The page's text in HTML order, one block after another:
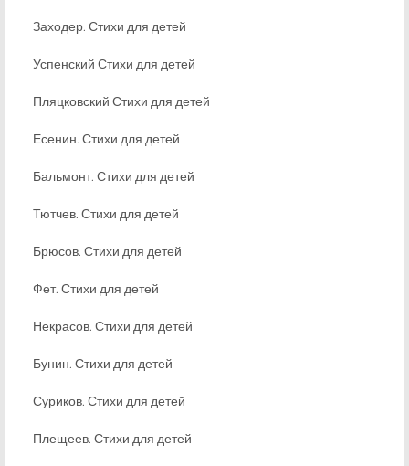
Заходер. Стихи для детей
Успенский Стихи для детей
Пляцковский Стихи для детей
Есенин. Стихи для детей
Бальмонт. Стихи для детей
Тютчев. Стихи для детей
Брюсов. Стихи для детей
Фет. Стихи для детей
Некрасов. Стихи для детей
Бунин. Стихи для детей
Суриков. Стихи для детей
Плещеев. Стихи для детей